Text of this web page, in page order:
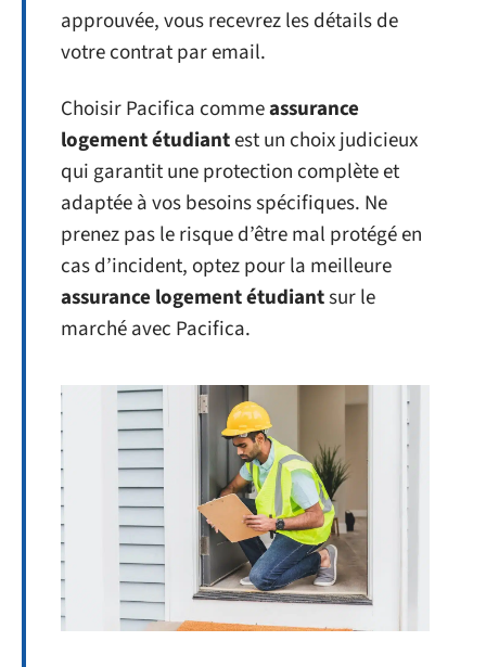
approuvée, vous recevrez les détails de
votre contrat par email.
Choisir Pacifica commeassurance
logement étudiantest un choix judicieux
qui garantit une protection complète et
adaptée à vos besoins spécifiques. Ne
prenez pas le risque d’être mal protégé en
cas d’incident, optez pour la meilleure
assurance logement étudiantsur le
marché avec Pacifica.